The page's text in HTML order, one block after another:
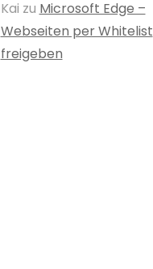
Kai zu Microsoft Edge –
Webseiten per Whitelist
freigeben